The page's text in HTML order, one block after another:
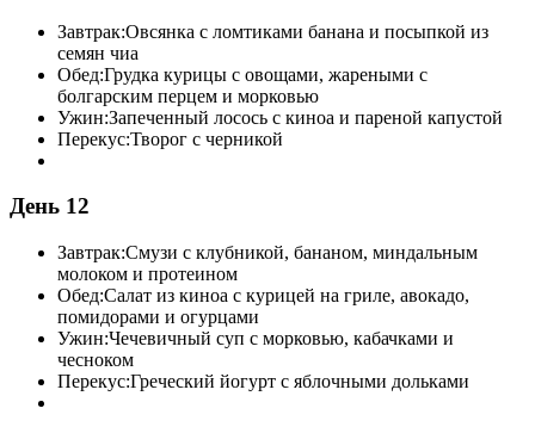
Завтрак:Овсянка с ломтиками банана и посыпкой из
семян чиа
Обед:Грудка курицы с овощами, жареными с
болгарским перцем и морковью
Ужин:Запеченный лосось с киноа и пареной капустой
Перекус:Творог с черникой
День 12
Завтрак:Смузи с клубникой, бананом, миндальным
молоком и протеином
Обед:Салат из киноа с курицей на гриле, авокадо,
помидорами и огурцами
Ужин:Чечевичный суп с морковью, кабачками и
чесноком
Перекус:Греческий йогурт с яблочными дольками